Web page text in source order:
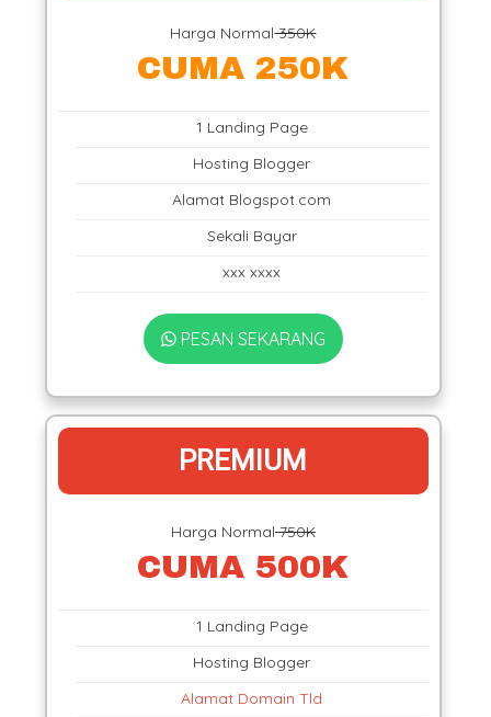
Harga Normal350K
CUMA 250K
1 Landing Page
Hosting Blogger
Alamat Blogspot.com
Sekali Bayar
xxx xxxx
PESAN SEKARANG
PREMIUM
Harga Normal750K
CUMA 500K
1 Landing Page
Hosting Blogger
Alamat Domain Tld